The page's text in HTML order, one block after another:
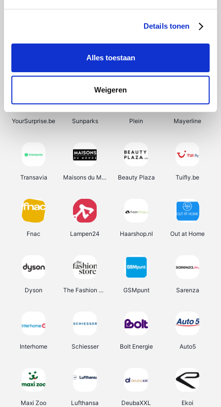
Details tonen
Alles toestaan
Weigeren
SupraBazar Shein Bergfreunde Smartwatchbanden
YourSurprise.be Sunparks Plein Mayerline
Transavia Maisons du Monde Beauty Plaza Tuifly.be
Fnac Lampen24 Haarshop.nl Out at Home
Dyson The Fashion Store GSMpunt Sarenza
Interhome Schiesser Bolt Energie Auto5
Maxi Zoo Lufthansa DeubaXXL Ekoi